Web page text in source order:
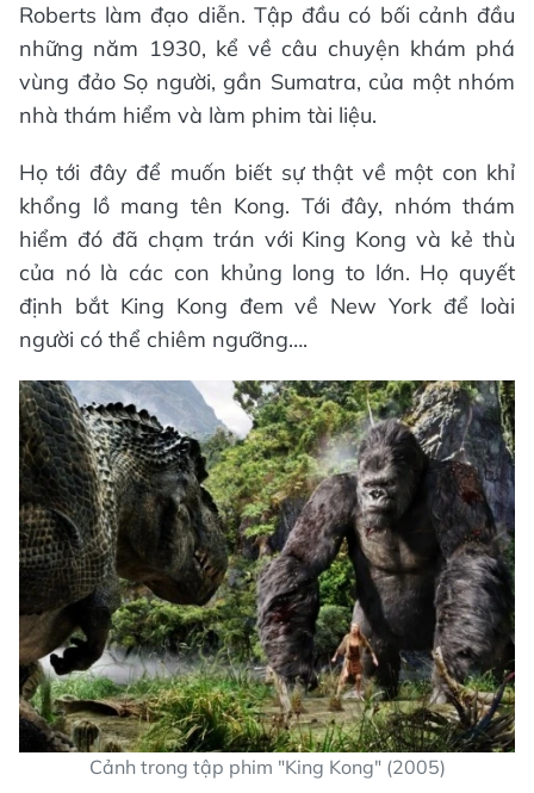
Roberts làm đạo diễn. Tập đầu có bối cảnh đầu
những năm 1930, kể về câu chuyện khám phá
vùng đảo Sọ người, gần Sumatra, của một nhóm
nhà thám hiểm và làm phim tài liệu.
Họ tới đây để muốn biết sự thật về một con khỉ
khổng lồ mang tên Kong. Tới đây, nhóm thám
hiểm đó đã chạm trán với King Kong và kẻ thù
của nó là các con khủng long to lớn. Họ quyết
định bắt King Kong đem về New York để loài
người có thể chiêm ngưỡng….
Cảnh trong tập phim "King Kong" (2005)